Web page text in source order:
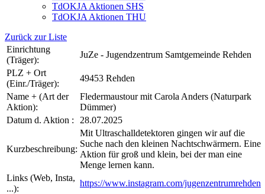
TdOKJA Aktionen SHS
TdOKJA Aktionen THU
Zurück zur Liste
Einrichtung
(Träger):
JuZe - Jugendzentrum Samtgemeinde Rehden
PLZ + Ort
(Einr./Träger):
49453 Rehden
Name + (Art der
Aktion):
Fledermaustour mit Carola Anders (Naturpark
Dümmer)
Datum d. Aktion :
28.07.2025
Kurzbeschreibung:
Mit Ultraschalldetektoren gingen wir auf die
Suche nach den kleinen Nachtschwärmern. Eine
Aktion für groß und klein, bei der man eine
Menge lernen kann.
Links (Web, Insta,
...):
https://www.instagram.com/jugenzentrumrehden